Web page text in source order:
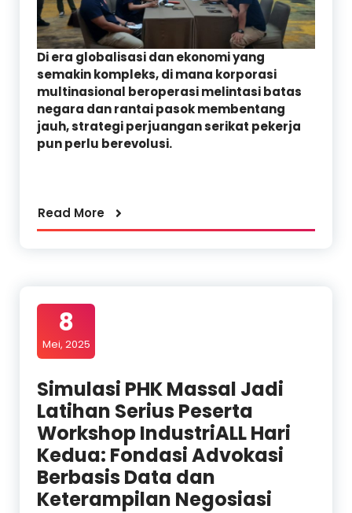
Di era globalisasi dan ekonomi yang
semakin kompleks, di mana korporasi
multinasional beroperasi melintasi batas
negara dan rantai pasok membentang
jauh, strategi perjuangan serikat pekerja
pun perlu berevolusi.
Read More
8
Mei, 2025
Simulasi PHK Massal Jadi
Latihan Serius Peserta
Workshop IndustriALL Hari
Kedua: Fondasi Advokasi
Berbasis Data dan
Keterampilan Negosiasi